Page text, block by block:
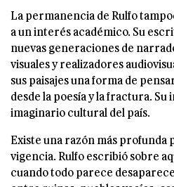
La permanencia de Rulfo
a un interés académico. Su
nuevas generaciones de
visuales y realizadores
sus paisajes una forma de
desde la poesía y la fractura.
imaginario cultural del país.
Existe una razón más profunda
vigencia. Rulfo escribió sobre
cuando todo parece